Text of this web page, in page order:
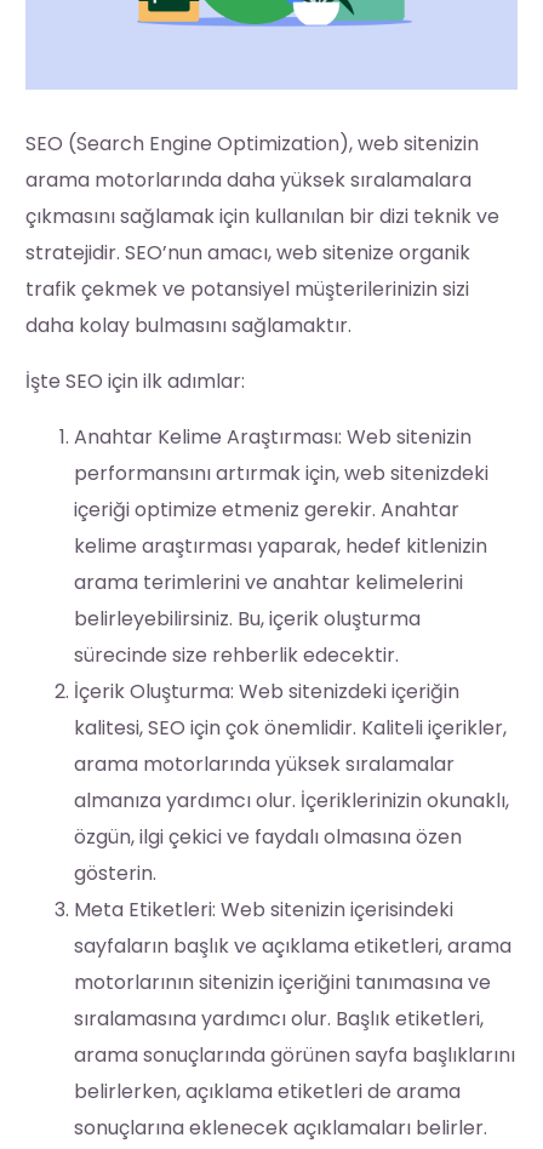
SEO (Search Engine Optimization), web sitenizin
arama motorlarında daha yüksek sıralamalara
çıkmasını sağlamak için kullanılan bir dizi teknik ve
stratejidir. SEO’nun amacı, web sitenize organik
trafik çekmek ve potansiyel müşterilerinizin sizi
daha kolay bulmasını sağlamaktır.
İşte SEO için ilk adımlar:
Anahtar Kelime Araştırması: Web sitenizin
performansını artırmak için, web sitenizdeki
içeriği optimize etmeniz gerekir. Anahtar
kelime araştırması yaparak, hedef kitlenizin
arama terimlerini ve anahtar kelimelerini
belirleyebilirsiniz. Bu, içerik oluşturma
sürecinde size rehberlik edecektir.
İçerik Oluşturma: Web sitenizdeki içeriğin
kalitesi, SEO için çok önemlidir. Kaliteli içerikler,
arama motorlarında yüksek sıralamalar
almanıza yardımcı olur. İçeriklerinizin okunaklı,
özgün, ilgi çekici ve faydalı olmasına özen
gösterin.
Meta Etiketleri: Web sitenizin içerisindeki
sayfaların başlık ve açıklama etiketleri, arama
motorlarının sitenizin içeriğini tanımasına ve
sıralamasına yardımcı olur. Başlık etiketleri,
arama sonuçlarında görünen sayfa başlıklarını
belirlerken, açıklama etiketleri de arama
sonuçlarına eklenecek açıklamaları belirler.